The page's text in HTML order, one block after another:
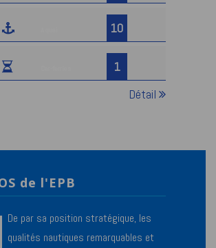
10
1
Détail
de l'EPB
De par sa position stratégique, les
qualités nautiques remarquables et